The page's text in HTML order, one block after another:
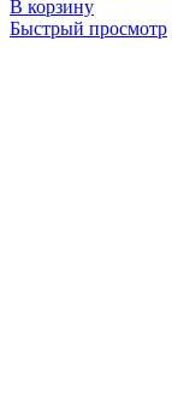
В корзину
Быстрый просмотр